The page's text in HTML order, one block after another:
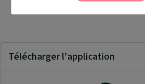
Télécharger l'application